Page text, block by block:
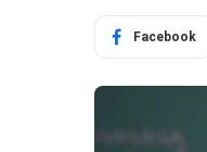
Facebook